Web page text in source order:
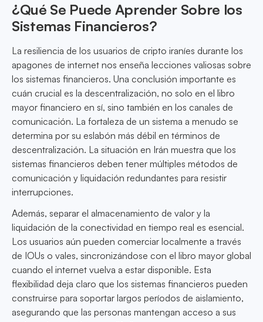
¿Qué Se Puede Aprender Sobre los
Sistemas Financieros?
La resiliencia de los usuarios de cripto iraníes durante los
apagones de internet nos enseña lecciones valiosas sobre
los sistemas financieros. Una conclusión importante es
cuán crucial es la descentralización, no solo en el libro
mayor financiero en sí, sino también en los canales de
comunicación. La fortaleza de un sistema a menudo se
determina por su eslabón más débil en términos de
descentralización. La situación en Irán muestra que los
sistemas financieros deben tener múltiples métodos de
comunicación y liquidación redundantes para resistir
interrupciones.
Además, separar el almacenamiento de valor y la
liquidación de la conectividad en tiempo real es esencial.
Los usuarios aún pueden comerciar localmente a través
de IOUs o vales, sincronizándose con el libro mayor global
cuando el internet vuelva a estar disponible. Esta
flexibilidad deja claro que los sistemas financieros pueden
construirse para soportar largos períodos de aislamiento,
asegurando que las personas mantengan acceso a sus